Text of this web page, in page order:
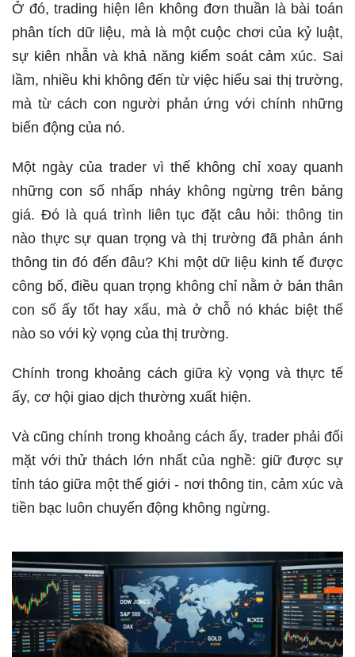
Ở đó, trading hiện lên không đơn thuần là bài toán
phân tích dữ liệu, mà là một cuộc chơi của kỷ luật,
sự kiên nhẫn và khả năng kiểm soát cảm xúc. Sai
lầm, nhiều khi không đến từ việc hiểu sai thị trường,
mà từ cách con người phản ứng với chính những
biến động của nó.
Một ngày của trader vì thế không chỉ xoay quanh
những con số nhấp nháy không ngừng trên bảng
giá. Đó là quá trình liên tục đặt câu hỏi: thông tin
nào thực sự quan trọng và thị trường đã phản ánh
thông tin đó đến đâu? Khi một dữ liệu kinh tế được
công bố, điều quan trọng không chỉ nằm ở bản thân
con số ấy tốt hay xấu, mà ở chỗ nó khác biệt thế
nào so với kỳ vọng của thị trường.
Chính trong khoảng cách giữa kỳ vọng và thực tế
ấy, cơ hội giao dịch thường xuất hiện.
Và cũng chính trong khoảng cách ấy, trader phải đối
mặt với thử thách lớn nhất của nghề: giữ được sự
tỉnh táo giữa một thế giới - nơi thông tin, cảm xúc và
tiền bạc luôn chuyển động không ngừng.